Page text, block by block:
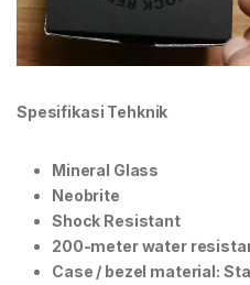
Spesifikasi Tehknik
Mineral Glass
Neobrite
Shock Resistant
200-meter water
Case / bezel material: